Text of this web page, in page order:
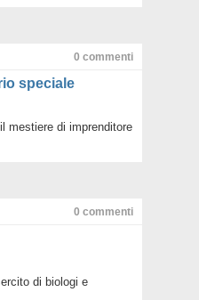
0 commenti
speciale
mestiere di imprenditore
0 commenti
di biologi e